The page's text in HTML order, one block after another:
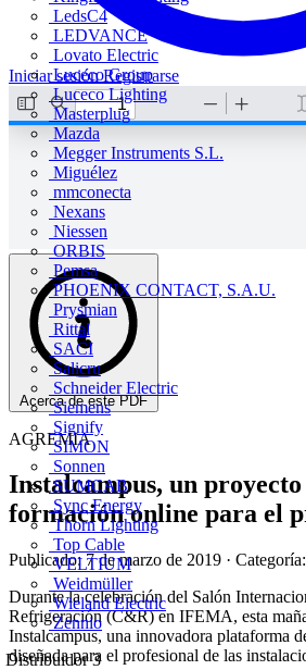
LedsC4
LEDVANCE
Lovato Electric
Luceco Group
Luceco Lighting
Masterplug
Mazda
Megger Instruments S.L.
Miguélez
mmconecta
Nexans
Niessen
ORBIS
Pemsa
PHOENIX CONTACT, S.A.U.
Prysmian
Rittal
SACI
Salicru
Schneider Electric
Siemens
Signify
SIMON
Sonnen
SUMCAB
Sync Energy
Thorn Lighting
Top Cable
VELTIUM
Weidmüller
Wieland Electric
Zennio
Distribuidor 3
Iniciar sesiónRegistrarse
Acerca de este PDF
AGREMIA
Instalcampus, un
formación online para el
Publicado: 7 de marzo de 2019 ·
Durante la celebración del Salón
Refrigeración (C&R) en IFEMA, esta
Instalcampus, una innovadora plataforma
diseñada para el profesional de las